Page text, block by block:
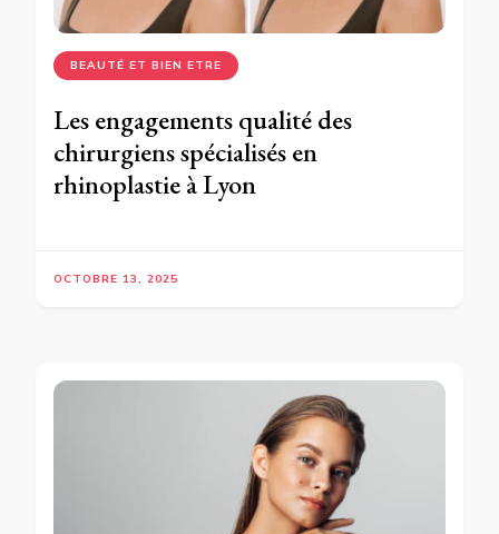
BEAUTÉ ET BIEN ETRE
Les engagements qualité des
chirurgiens spécialisés en
rhinoplastie à Lyon
OCTOBRE 13, 2025